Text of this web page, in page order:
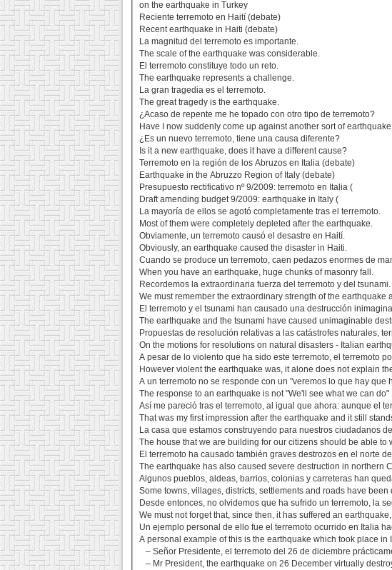
on the earthquake in Turkey
Reciente terremoto en Haití (debate)
Recent earthquake in Haiti (debate)
La magnitud del terremoto es importante.
The scale of the earthquake was considerable.
El terremoto constituye todo un reto.
The earthquake represents a challenge.
La gran tragedia es el terremoto.
The great tragedy is the earthquake.
¿Acaso de repente me he topado con otro tipo de terremoto?
Have I now suddenly come up against another sort of
¿Es un nuevo terremoto, tiene una causa diferente?
Is it a new earthquake, does it have a different cause?
Terremoto en la región de los Abruzos en Italia (debate)
Earthquake in the Abruzzo Region of Italy (debate)
Presupuesto rectificativo nº 9/2009: terremoto en Italia (
Draft amending budget 9/2009: earthquake in Italy (
La mayoría de ellos se agotó completamente tras el terremoto.
Most of them were completely depleted after the earthquake.
Obviamente, un terremoto causó el desastre en Haití.
Obviously, an earthquake caused the disaster in Haiti.
Cuando se produce un terremoto, caen pedazos enormes de
When you have an earthquake, huge chunks of masonry fall.
Recordemos la extraordinaria fuerza del terremoto y del tsunami.
We must remember the extraordinary strength of the earthquake
El terremoto y el tsunami han causado una destrucción
The earthquake and the tsunami have caused unimaginable
Propuestas de resolución relativas a las catástrofes naturales,
On the motions for resolutions on natural disasters - Italian
A pesar de lo violento que ha sido este terremoto, el terremoto
However violent the earthquake was, it alone does not explain
A un terremoto no se responde con un "veremos lo que hay
The response to an earthquake is not "We'll see what we can
Así me pareció tras el terremoto, al igual que ahora: aunque el
That was my first impression after the earthquake and it still
La casa que estamos construyendo para nuestros ciudadanos
The house that we are building for our citizens should be able to
El terremoto ha causado también graves destrozos en el norte
The earthquake has also caused severe destruction in northern
Algunos pueblos, aldeas, barrios, colonias y carreteras han
Some towns, villages, districts, settlements and roads have
Desde entonces, no olvidemos que ha sufrido un terremoto, la
We must not forget that, since then, it has suffered an
Un ejemplo personal de ello fue el terremoto ocurrido en Italia
A personal example of this is the earthquake which took place in
– Señor Presidente, el terremoto del 26 de diciembre
– Mr President, the earthquake on 26 December virtually